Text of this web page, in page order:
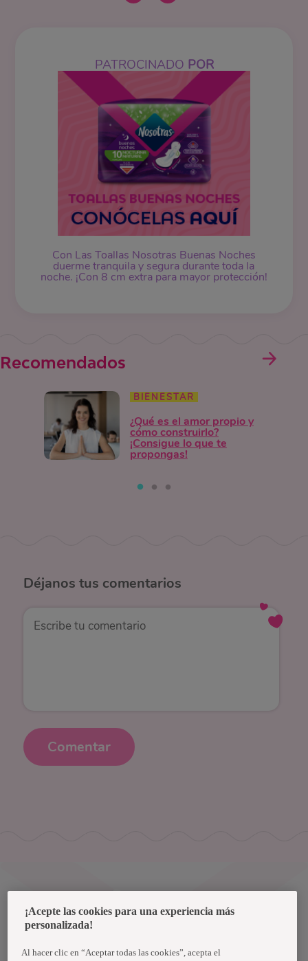
PATROCINADO POR
Con Las Toallas Nosotras Buenas Noches
duerme tranquila y segura durante toda la
noche. ¡Con 8 cm extra para mayor protección!
Recomendados
BIENESTAR
¿Qué es el amor propio y
cómo construirlo?
¡Consigue lo que te
propongas!
Déjanos tus comentarios
Comentar
Términos y condiciones
¡Acepte las cookies para una experiencia más
personalizada!
Al hacer clic en “Aceptar todas las cookies”, acepta el